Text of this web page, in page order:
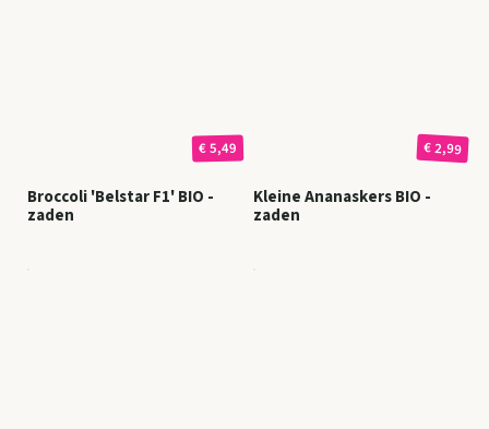
€ 5,49
Broccoli 'Belstar F1' BIO -
zaden
€ 2,99
Kleine Ananaskers BIO -
zaden